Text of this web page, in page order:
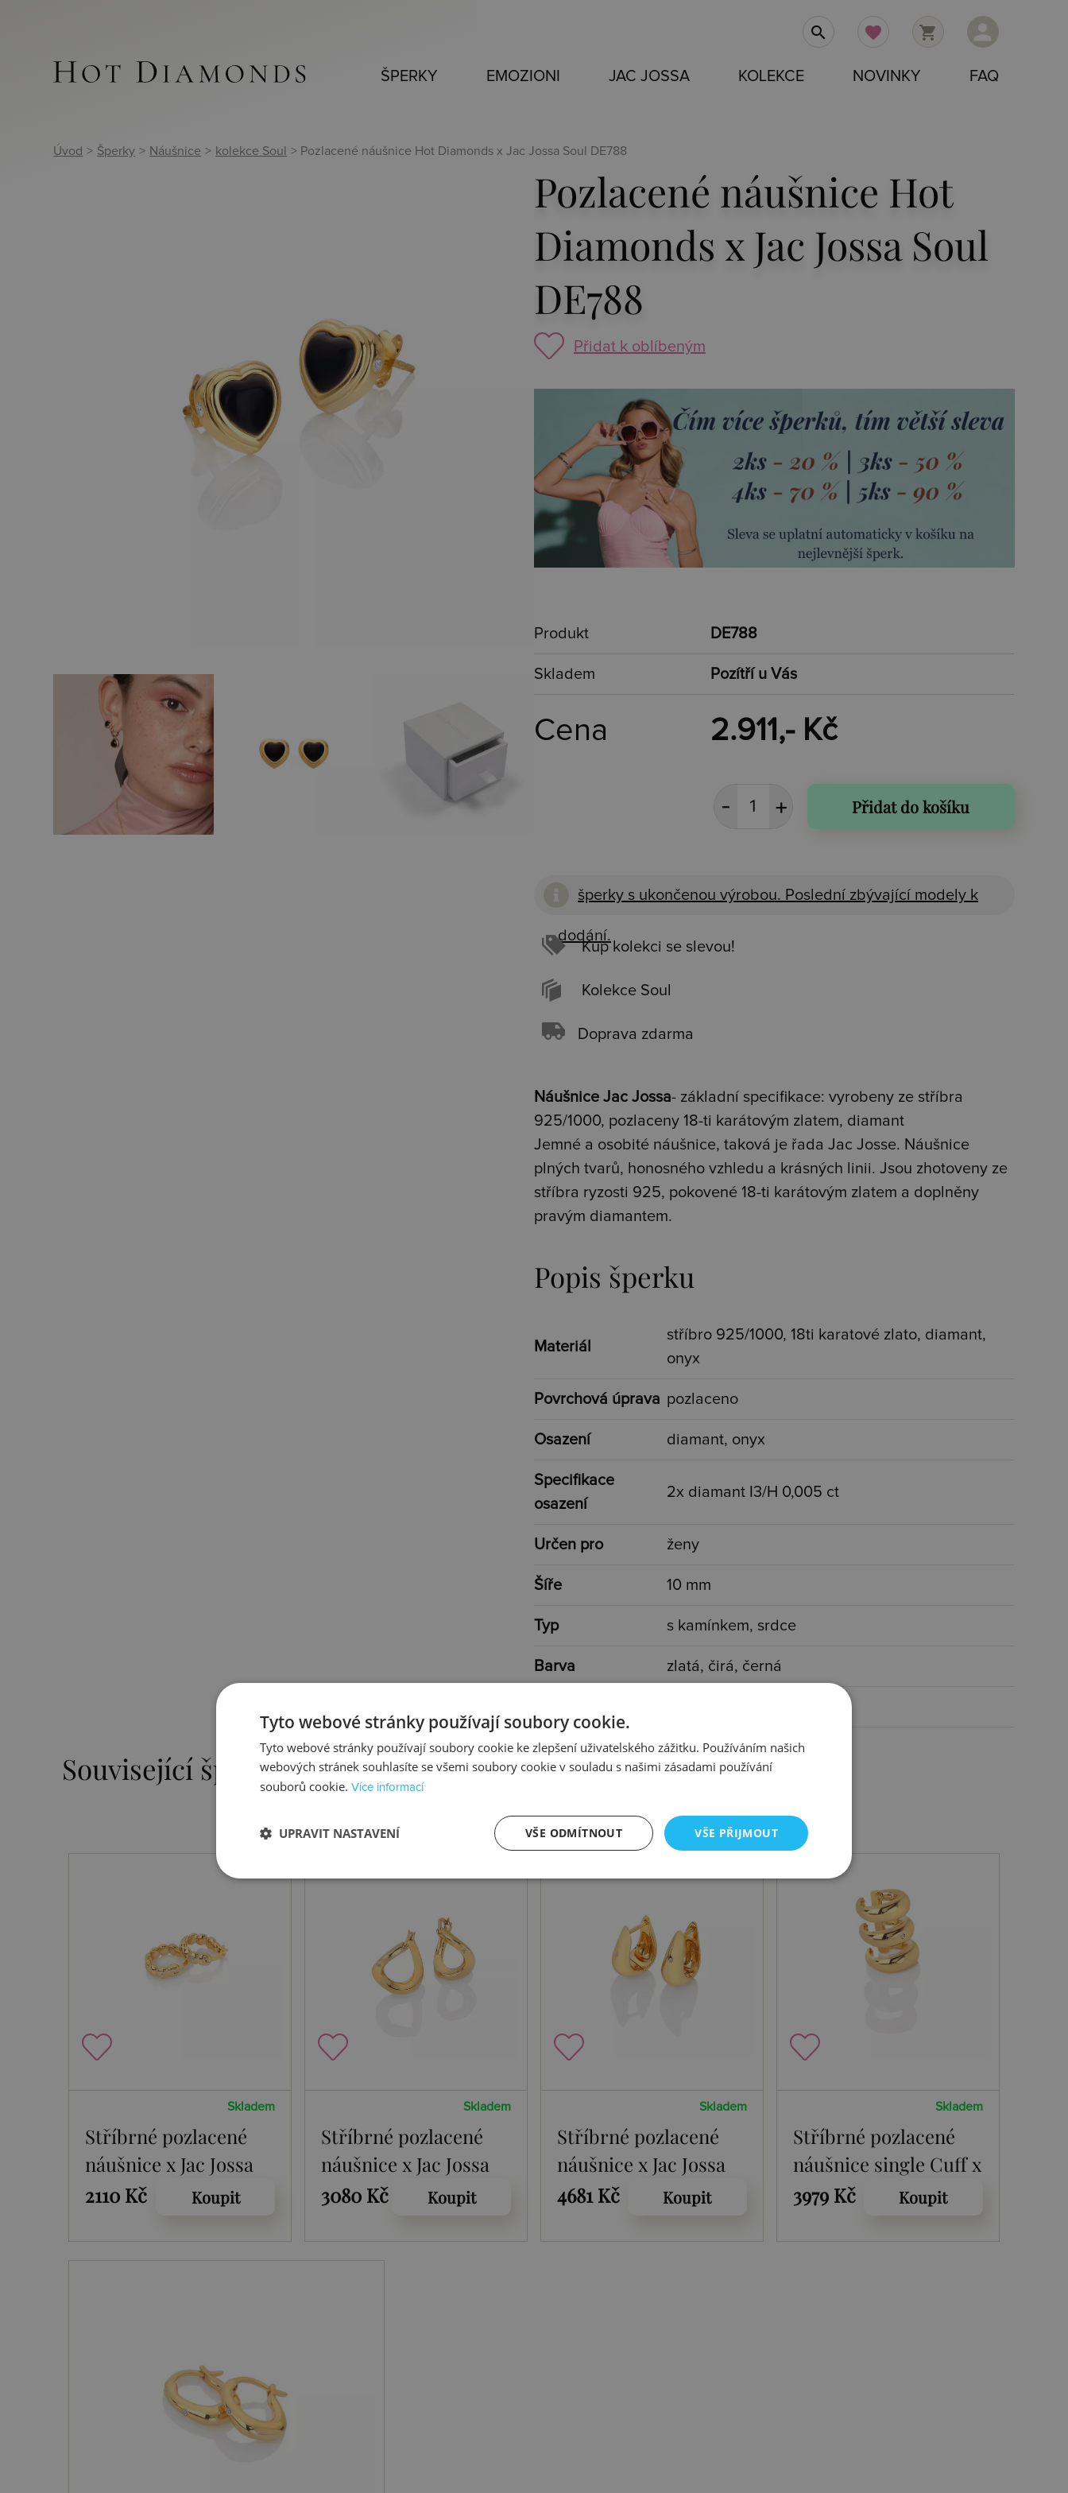
person
shopping_cart
favorite
search
ŠPERKY EMOZIONI JAC JOSSA KOLEKCE NOVINKY FAQ
Úvod > Šperky > Náušnice > kolekce Soul > Pozlacené náušnice Hot Diamonds x Jac Jossa Soul DE788
Pozlacené náušnice Hot
Diamonds x Jac Jossa Soul
DE788
Přidat k oblíbeným
Produkt DE788
Skladem Pozítří u Vás
Cena 2.911,- Kč
Přidat do košíku
šperky s ukončenou výrobou. Poslední zbývající modely k
dodání.
Kup kolekci se slevou!
Kolekce Soul
Doprava zdarma
Náušnice Jac Jossa- základní specifikace: vyrobeny ze stříbra
925/1000, pozlaceny 18-ti karátovým zlatem, diamant
Jemné a osobité náušnice, taková je řada Jac Josse. Náušnice
plných tvarů, honosného vzhledu a krásných linii. Jsou zhotoveny ze
stříbra ryzosti 925, pokovené 18-ti karátovým zlatem a doplněny
pravým diamantem.
Popis šperku
Materiál
stříbro 925/1000, 18ti karatové zlato, diamant,
onyx
Povrchová úprava pozlaceno
Osazení diamant, onyx
Specifikace
osazení
2x diamant I3/H 0,005 ct
Určen pro ženy
Šíře 10 mm
Typ s kamínkem, srdce
Barva zlatá, čirá, černá
Související šperky
Skladem
Stříbrné pozlacené
náušnice x Jac Jossa
Soul DE659
2110 Kč Koupit
Skladem
Stříbrné pozlacené
náušnice x Jac Jossa
Soul DE660
3080 Kč Koupit
Skladem
Stříbrné pozlacené
náušnice x Jac Jossa
Soul DE661
4681 Kč Koupit
Skladem
Stříbrné pozlacené
náušnice single Cuff x
Jac Jossa Soul DE664
3979 Kč Koupit
Tyto webové stránky používají soubory cookie.
Tyto webové stránky používají soubory cookie ke zlepšení uživatelského zážitku. Používáním našich
webových stránek souhlasíte se všemi soubory cookie v souladu s našimi zásadami používání
souborů cookie. Více informací
VŠE PŘIJMOUT
VŠE ODMÍTNOUT
UPRAVIT NASTAVENÍ